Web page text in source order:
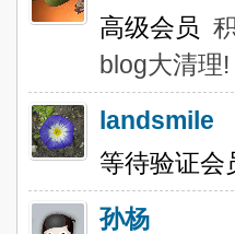
高级会员
blog大清理!
landsmile
等待验证会
孙杨